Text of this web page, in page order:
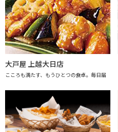
大戸屋 上越大日店
こころも満たす、もうひとつの食卓。毎日届